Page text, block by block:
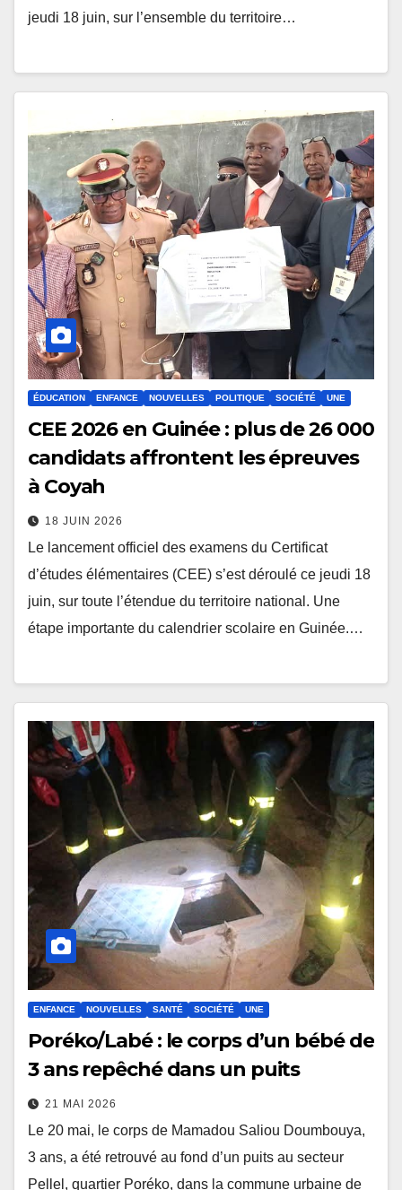
jeudi 18 juin, sur l’ensemble du territoire…
ÉDUCATION ENFANCE NOUVELLES POLITIQUE SOCIÉTÉ UNE
CEE 2026 en Guinée : plus de 26 000
candidats affrontent les épreuves
à Coyah
18 JUIN 2026
Le lancement officiel des examens du Certificat
d’études élémentaires (CEE) s’est déroulé ce jeudi 18
juin, sur toute l’étendue du territoire national. Une
étape importante du calendrier scolaire en Guinée.…
ENFANCE NOUVELLES SANTÉ SOCIÉTÉ UNE
Poréko/Labé : le corps d’un bébé de
3 ans repêché dans un puits
21 MAI 2026
Le 20 mai, le corps de Mamadou Saliou Doumbouya,
3 ans, a été retrouvé au fond d’un puits au secteur
Pellel, quartier Poréko, dans la commune urbaine de